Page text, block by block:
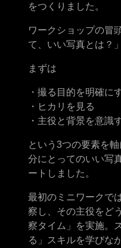
をつくりました。
ワークショップの冒
て、いい写真とは？」
まずは
・撮る目的を明確に
・ヒカリを見る
・主役と背景を意識
という3つの要素を
分にとってのいい写
ートしました。
最初のミニワークで
察し、その主役をど
察タイム」を実施。
る」スキルを学びな